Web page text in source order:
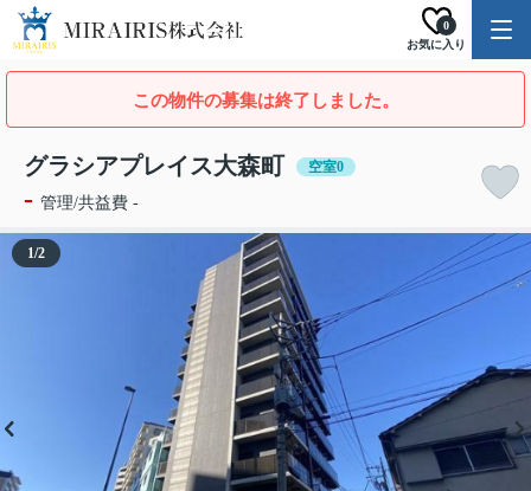
お気に入り
0
この物件の募集は終了しました。
グラシアプレイス大森町 空室0
- 管理/共益費 -
1/2